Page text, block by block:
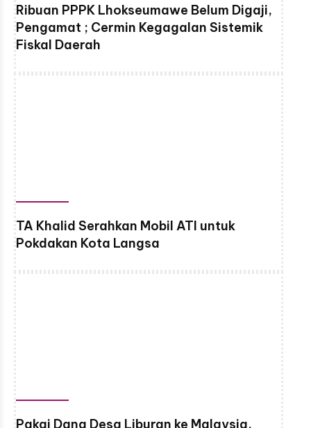
Ribuan PPPK Lhokseumawe Belum Digaji,
Pengamat ; Cermin Kegagalan Sistemik
Fiskal Daerah
TA Khalid Serahkan Mobil ATI untuk
Pokdakan Kota Langsa
Pakai Dana Desa Liburan ke Malaysia,